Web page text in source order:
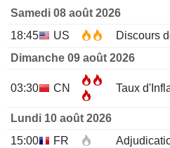
Samedi 08 août 2026
18:45
US
Dimanche 09 août 2026
03:30 CN
Lundi 10 août 2026
15:00
FR